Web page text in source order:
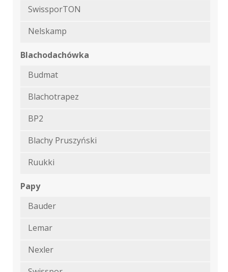
SwissporTON
Nelskamp
Blachodachówka
Budmat
Blachotrapez
BP2
Blachy Pruszyński
Ruukki
Papy
Bauder
Lemar
Nexler